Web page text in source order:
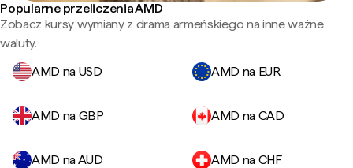
Popularne przeliczenia AMD
Zobacz kursy wymiany z drama armeńskiego na inne ważne
waluty.
AMD na USD
AMD na EUR
AMD na GBP AMD na CAD
AMD na AUD AMD na CHF